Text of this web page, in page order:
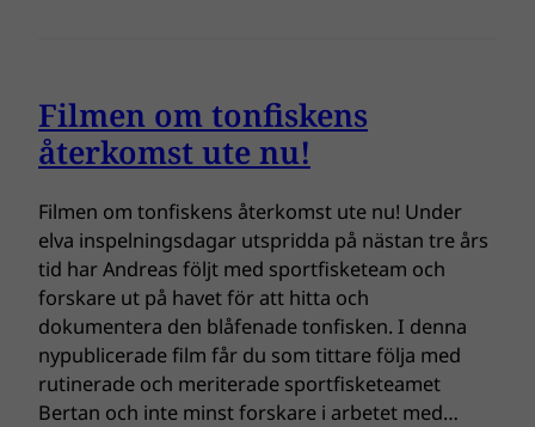
Filmen om tonfiskens
återkomst ute nu!
Filmen om tonfiskens återkomst ute nu! Under
elva inspelningsdagar utspridda på nästan tre års
tid har Andreas följt med sportfisketeam och
forskare ut på havet för att hitta och
dokumentera den blåfenade tonfisken. I denna
nypublicerade film får du som tittare följa med
rutinerade och meriterade sportfisketeamet
Bertan och inte minst forskare i arbetet med…